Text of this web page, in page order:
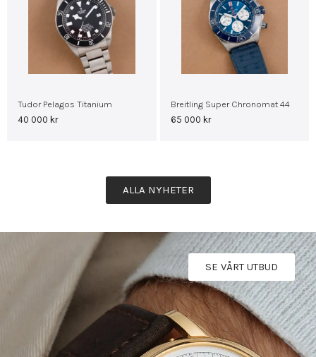
Tudor Pelagos Titanium
40 000 kr
Breitling Super Chronomat 44
65 000 kr
ALLA NYHETER
SE VÅRT UTBUD